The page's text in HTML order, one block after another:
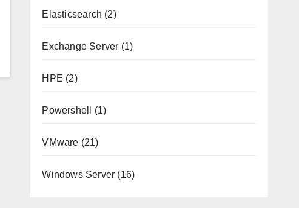
Elasticsearch (2)
Exchange Server (1)
HPE (2)
Powershell (1)
VMware (21)
Windows Server (16)